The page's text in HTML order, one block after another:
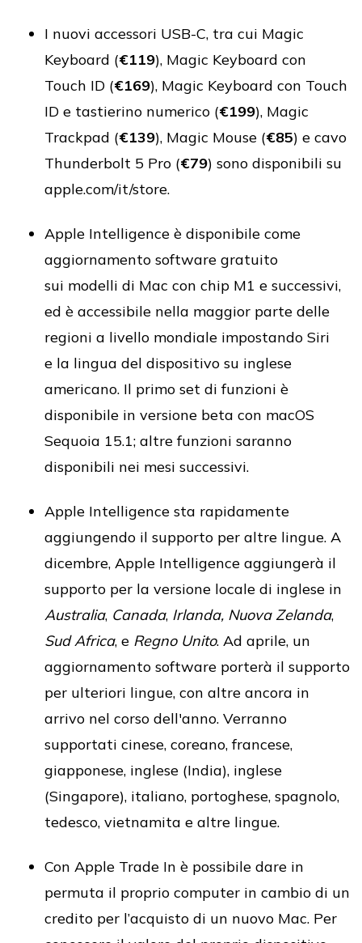
I nuovi accessori USB-C, tra cui Magic
Keyboard (€119), Magic Keyboard con
Touch ID (€169), Magic Keyboard con Touch
ID e tastierino numerico (€199), Magic
Trackpad (€139), Magic Mouse (€85) e cavo
Thunderbolt 5 Pro (€79) sono disponibili su
apple.com/it/store.
Apple Intelligence è disponibile come
aggiornamento software gratuito
sui modelli di Mac con chip M1 e successivi,
ed è accessibile nella maggior parte delle
regioni a livello mondiale impostando Siri
e la lingua del dispositivo su inglese
americano. Il primo set di funzioni è
disponibile in versione beta con macOS
Sequoia 15.1; altre funzioni saranno
disponibili nei mesi successivi.
Apple Intelligence sta rapidamente
aggiungendo il supporto per altre lingue. A
dicembre, Apple Intelligence aggiungerà il
supporto per la versione locale di inglese in
Australia, Canada, Irlanda, Nuova Zelanda,
Sud Africa, e Regno Unito. Ad aprile, un
aggiornamento software porterà il supporto
per ulteriori lingue, con altre ancora in
arrivo nel corso dell'anno. Verranno
supportati cinese, coreano, francese,
giapponese, inglese (India), inglese
(Singapore), italiano, portoghese, spagnolo,
tedesco, vietnamita e altre lingue.
Con Apple Trade In è possibile dare in
permuta il proprio computer in cambio di un
credito per l’acquisto di un nuovo Mac. Per